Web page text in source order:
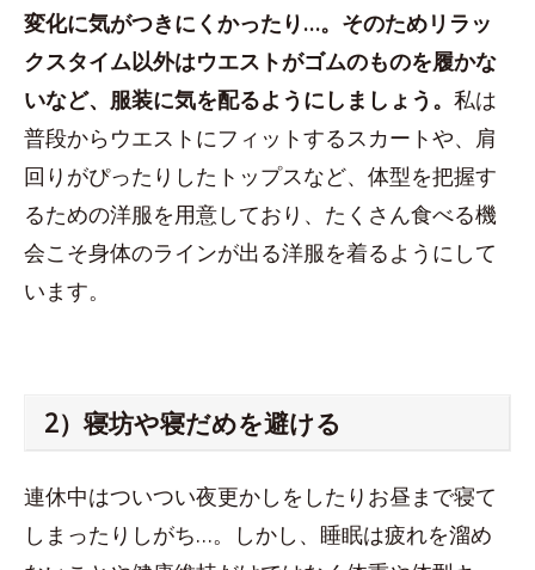
変化に気がつきにくかったり…。そのためリラッ
クスタイム以外はウエストがゴムのものを履かな
いなど、服装に気を配るようにしましょう。 私は
普段からウエストにフィットするスカートや、肩
回りがぴったりしたトップスなど、体型を把握す
るための洋服を用意しており、たくさん食べる機
会こそ身体のラインが出る洋服を着るようにして
います。
2）寝坊や寝だめを避ける
連休中はついつい夜更かしをしたりお昼まで寝て
しまったりしがち…。しかし、睡眠は疲れを溜め